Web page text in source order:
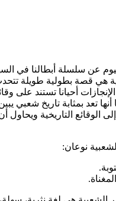
عن سلسلة أبطالنا في
هي قصة بطولية طويلة
أحيانا تستند على
أنها تعد بمثابة تاريخ شعبي
إلى الوقائع التاريخية
نوعان: